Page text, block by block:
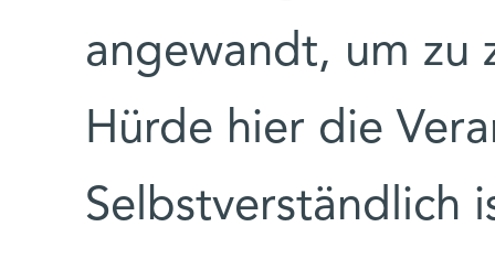
angewandt, um zu
Hürde hier die
Selbstverständlich